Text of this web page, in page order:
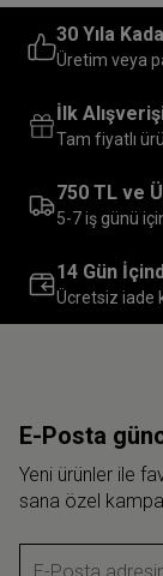
30 Yıla
Üretim veya
İlk
Tam fiyatlı
750 TL ve
5-7 iş günü
14 Gün
Ücretsiz iade
E-Posta
Yeni ürünler ile
sana özel